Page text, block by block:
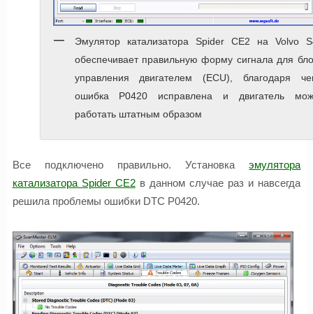
Эмулятор катализатора Spider CE2 на Volvo
обеспечивает правильную форму сигнала для
управления двигателем (ECU), благодаря
ошибка P0420 исправлена и двигатель
работать штатным образом
Все подключено правильно. Установкаэмулятора
катализатора Spider CE2в данном случае раз и навсегда
решила проблемы ошибки DTC P0420.